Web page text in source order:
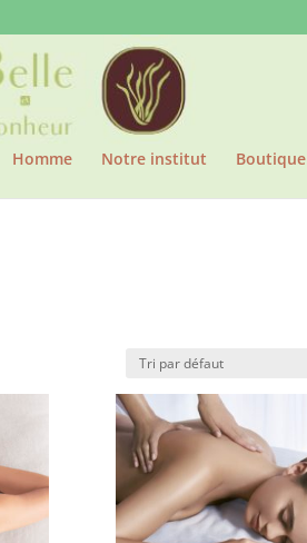
Homme Notre institut Boutique